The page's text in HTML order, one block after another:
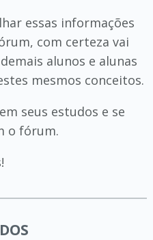
essas informações
com certeza vai
alunos e alunas
mesmos conceitos.
seus estudos e se
o fórum.